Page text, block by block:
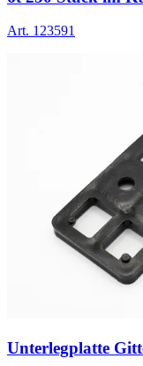
Art. 123591
Unterlegplatte